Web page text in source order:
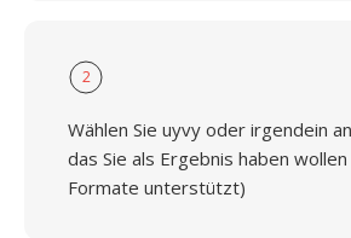
2
Wählen Sie uyvy oder irgendein
das Sie als Ergebnis haben
Formate unterstützt)